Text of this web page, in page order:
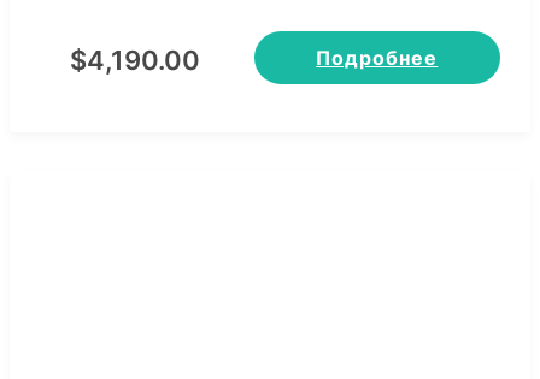
$4,190.00 Подробнее